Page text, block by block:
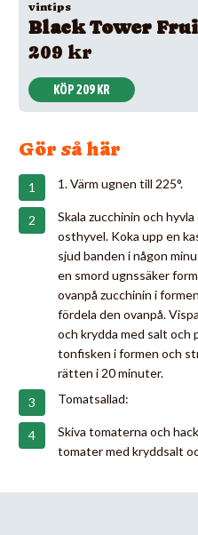
vintips
Black Tower
209 kr
KÖP 209 KR
Gör så här
1. Värm ugnen till 225°.
Skala zucchinin och
osthyvel. Koka upp en
sjud banden i någon
en smord ugnssäker
ovanpå zucchinin i
fördela den ovanpå.
och krydda med salt och
tonfisken i formen och
rätten i 20 minuter.
Tomatsallad:
Skiva tomaterna och
tomater med kryddsalt